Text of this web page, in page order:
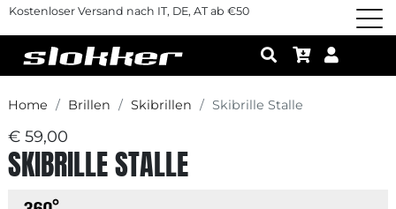
Kostenloser Versand nach IT, DE, AT ab €50
Home Brillen Skibrillen Skibrille Stalle
€ 59,00
SKIBRILLE STALLE